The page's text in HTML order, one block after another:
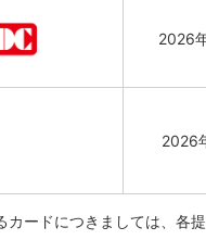
2026
2026
ードにつきましては、各